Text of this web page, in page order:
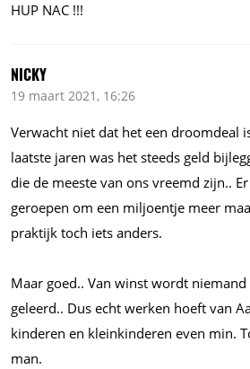
HUP NAC !!!
NICKY
19 maart 2021, 16:26
Verwacht niet dat het een droomdeal
laatste jaren was het steeds geld
die de meeste van ons vreemd zijn..
geroepen om een miljoentje meer
praktijk toch iets anders.
Maar goed.. Van winst wordt
geleerd.. Dus echt werken hoeft van
kinderen en kleinkinderen even min.
man.